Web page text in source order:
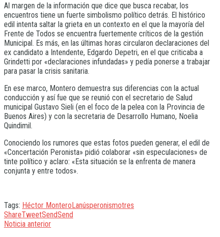
Al margen de la información que dice que busca recabar, los
encuentros tiene un fuerte simbolismo político detrás. El histórico
edil intenta saltar la grieta en un contexto en el que la mayoría del
Frente de Todos se encuentra fuertemente críticos de la gestión
Municipal. Es más, en las últimas horas circularon declaraciones del
ex candidato a Intendente, Edgardo Depetri, en el que criticaba a
Grindetti por «declaraciones infundadas» y pedía ponerse a trabajar
para pasar la crisis sanitaria.
En ese marco, Montero demuestra sus diferencias con la actual
conducción y así fue que se reunió con el secretario de Salud
municipal Gustavo Sieli (en el foco de la pelea con la Provincia de
Buenos Aires) y con la secretaria de Desarrollo Humano, Noelia
Quindimil.
Conociendo los rumores que estas fotos pueden generar, el edil de
«Concertación Peronista» pidió colaborar «sin especulaciones» de
tinte político y aclaro: «Esta situación se la enfrenta de manera
conjunta y entre todos».
Tags: Héctor MonteroLanúsperonismotres
ShareTweetSendSend
Noticia anterior